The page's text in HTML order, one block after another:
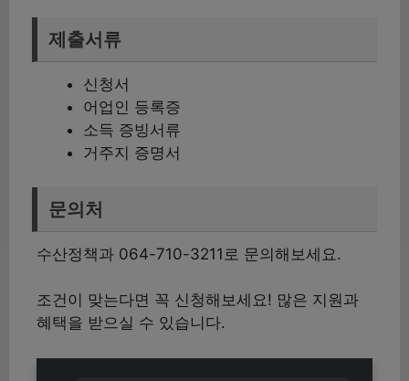
제출서류
신청서
어업인 등록증
소득 증빙서류
거주지 증명서
문의처
수산정책과 064-710-3211로 문의해보세요.
조건이 맞는다면 꼭 신청해보세요! 많은 지원과
혜택을 받으실 수 있습니다.